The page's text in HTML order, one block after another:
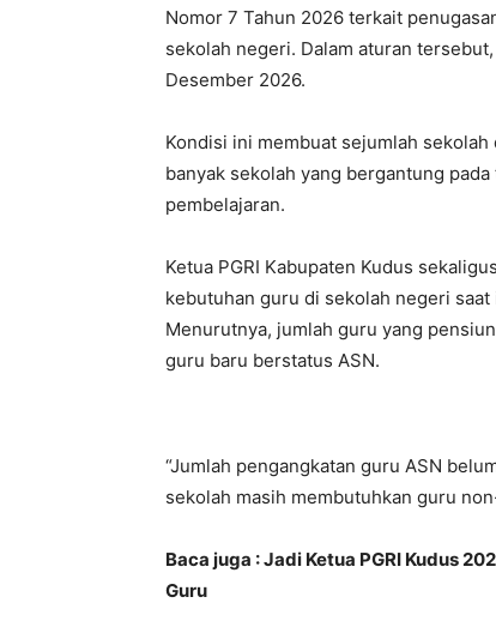
Nomor 7 Tahun 2026 terkait
sekolah negeri. Dalam aturan
Desember 2026.
Kondisi ini membuat sejumlah
banyak sekolah yang bergantung
pembelajaran.
Ketua PGRI Kabupaten Kudus
kebutuhan guru di sekolah negeri
Menurutnya, jumlah guru yang
guru baru berstatus ASN.
“Jumlah pengangkatan guru ASN
sekolah masih membutuhkan guru
Baca juga : Jadi Ketua PGRI Kudus
Guru